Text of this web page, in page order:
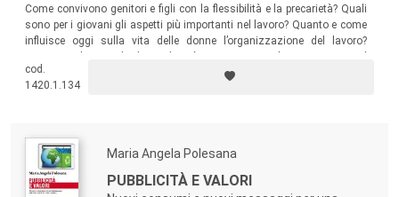
Come convivono genitori e figli con la flessibilità e la precarietà? Quali
sono per i giovani gli aspetti più importanti nel lavoro? Quanto e come
influisce oggi sulla vita delle donne l’organizzazione del lavoro?
volume chiarisce le più significative dimensioni che caratterizzano
oggi il lavoro.
cod.
1420.1.134
Maria Angela Polesana
PUBBLICITÀ E VALORI